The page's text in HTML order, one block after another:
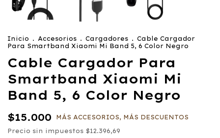
Inicio . Accesorios . Cargadores . Cable Cargador
Para Smartband Xiaomi Mi Band 5, 6 Color Negro
Cable Cargador Para
Smartband Xiaomi Mi
Band 5, 6 Color Negro
$15.000
MÁS ACCESORIOS, MÁS DESCUENTOS
Precio sin impuestos $12.396,69